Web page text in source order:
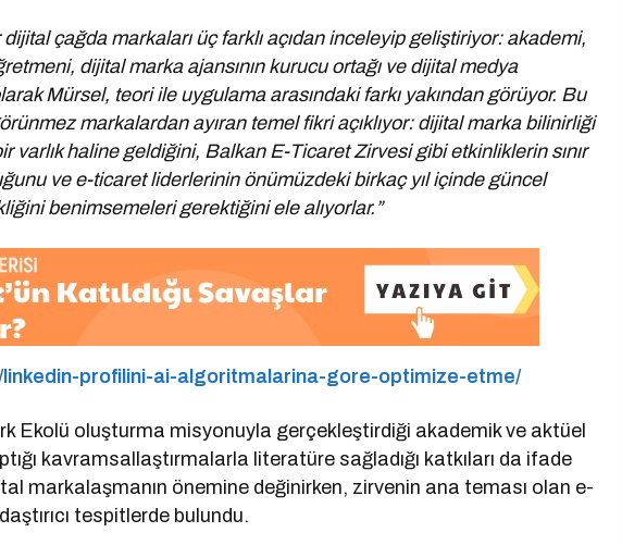
dijital çağda markaları üç farklı açıdan inceleyip geliştiriyor: akademi,
dijital marka ajansının kurucu ortağı ve dijital medya
Mürsel, teori ile uygulama arasındaki farkı yakından görüyor. Bu
markalardan ayıran temel fikri açıklıyor: dijital marka bilinirliği
varlık haline geldiğini, Balkan E-Ticaret Zirvesi gibi etkinliklerin sınır
ve e-ticaret liderlerinin önümüzdeki birkaç yıl içinde güncel
benimsemeleri gerektiğini ele alıyorlar.”
profilini-ai-algoritmalarina-gore-optimize-etme/
Ekolü oluşturma misyonuyla gerçekleştirdiği akademik ve aktüel
kavramsallaştırmalarla literatüre sağladığı katkıları da ifade
markalaşmanın önemine değinirken, zirvenin ana teması olan e-
tespitlerde bulundu.